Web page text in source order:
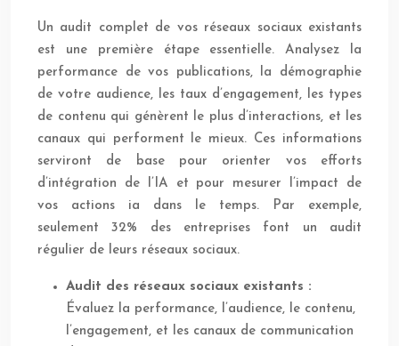
Un audit complet de vos réseaux sociaux existants
est une première étape essentielle. Analysez la
performance de vos publications, la démographie
de votre audience, les taux d’engagement, les types
de contenu qui génèrent le plus d’interactions, et les
canaux qui performent le mieux. Ces informations
serviront de base pour orienter vos efforts
d’intégration de l’IA et pour mesurer l’impact de
vos actions ia dans le temps. Par exemple,
seulement 32% des entreprises font un audit
régulier de leurs réseaux sociaux.
Audit des réseaux sociaux existants :
Évaluez la performance, l’audience, le contenu,
l’engagement, et les canaux de communication